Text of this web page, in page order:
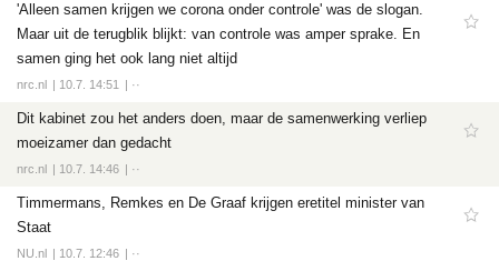
'Alleen samen krijgen we corona onder controle' was de slogan.
Maar uit de terugblik blijkt: van controle was amper sprake. En
samen ging het ook lang niet altijd
nrc.nl 10.7. 14:51 ··
Dit kabinet zou het anders doen, maar de samenwerking verliep
moeizamer dan gedacht
nrc.nl 10.7. 14:46 ··
Timmermans, Remkes en De Graaf krijgen eretitel minister van
Staat
NU.nl 10.7. 12:46 ··